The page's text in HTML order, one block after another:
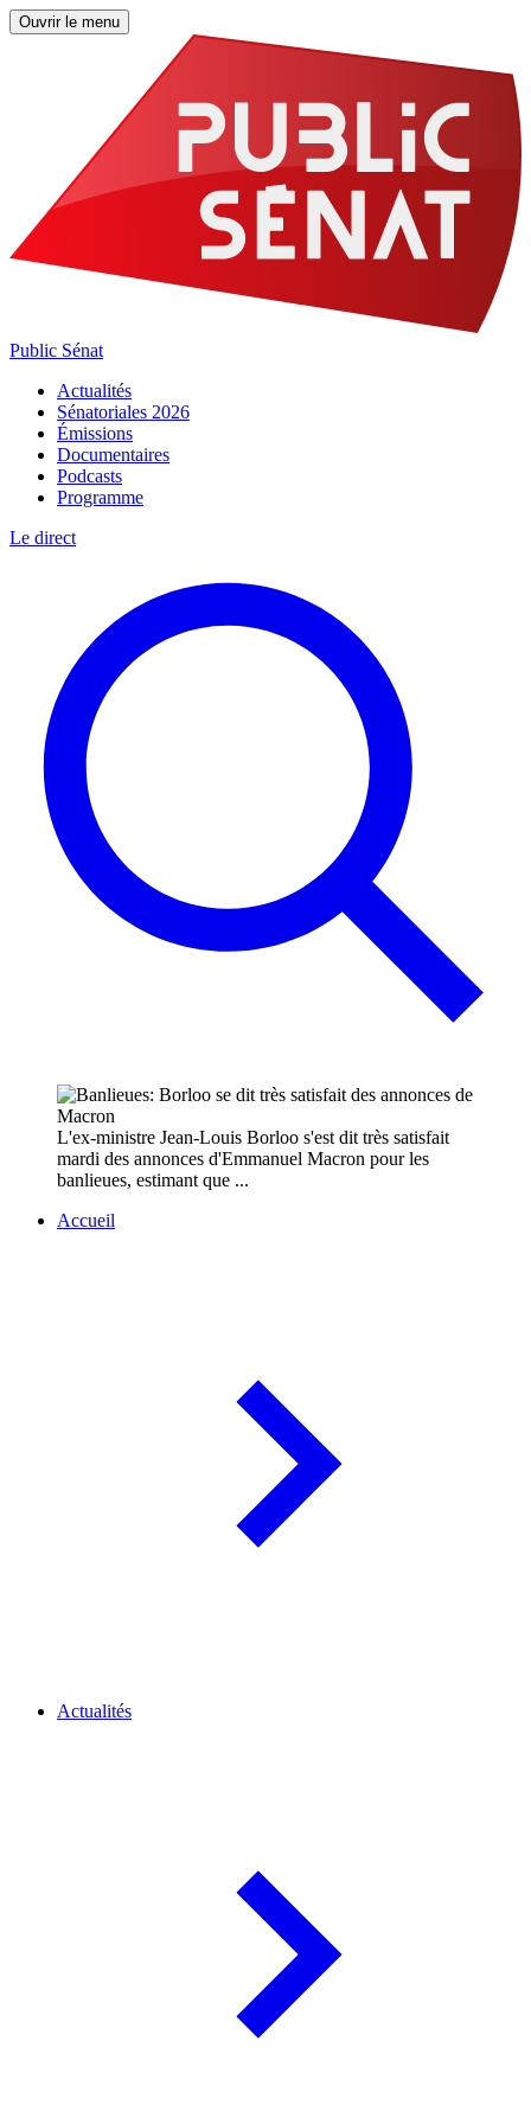
Ouvrir le menu
Public Sénat
Actualités
Sénatoriales 2026
Émissions
Documentaires
Podcasts
Programme
Le direct
L'ex-ministre Jean-Louis Borloo s'est dit très satisfait
mardi des annonces d'Emmanuel Macron pour les
banlieues, estimant que ...
Accueil
Actualités